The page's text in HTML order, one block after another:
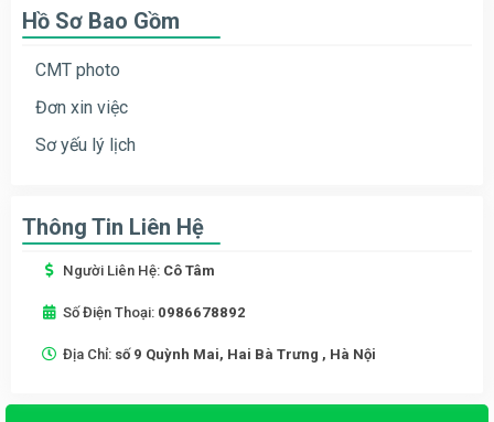
Hồ Sơ Bao Gồm
CMT photo
Đơn xin việc
Sơ yếu lý lịch
Thông Tin Liên Hệ
Người Liên Hệ: Cô Tâm
Số Điện Thoại: 0986678892
Địa Chỉ: số 9 Quỳnh Mai, Hai Bà Trưng , Hà Nội